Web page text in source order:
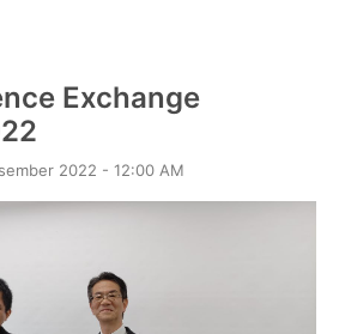
Exchange
2022 - 12:00 AM